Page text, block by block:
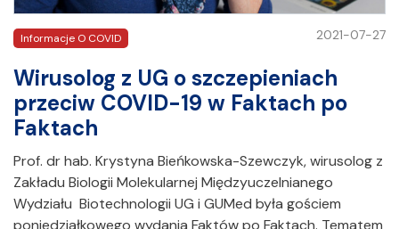
Informacje O COVID 2021-07-27
Wirusolog z UG o szczepieniach
przeciw COVID-19 w Faktach po
Faktach
Prof. dr hab. Krystyna Bieńkowska-Szewczyk, wirusolog z
Zakładu Biologii Molekularnej Międzyuczelnianego
Wydziału Biotechnologii UG i GUMed była gościem